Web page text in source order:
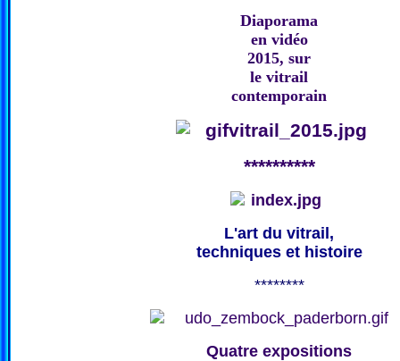
Diaporama
en vidéo
2015, sur
le vitrail
contemporain
**********
L'art du vitrail,
techniques et histoire
********
Quatre expositions